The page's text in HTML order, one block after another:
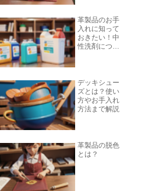
革製品のお手
入れに知って
おきたい！中
性洗剤につい
デッキシュー
ズとは？使い
方やお手入れ
方法まで解説
革製品の脱色
とは？